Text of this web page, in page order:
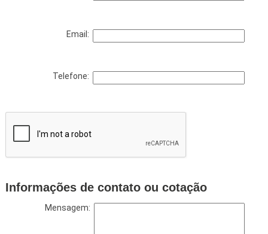
Email:
Telefone:
Informações de contato ou cotação
Mensagem: